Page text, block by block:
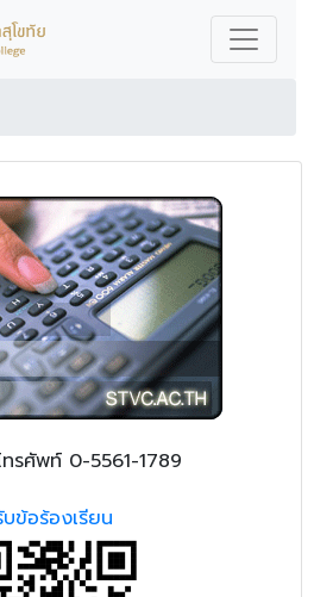
ทรศัพท์ 0-5561-1789
บข้อร้องเรียน